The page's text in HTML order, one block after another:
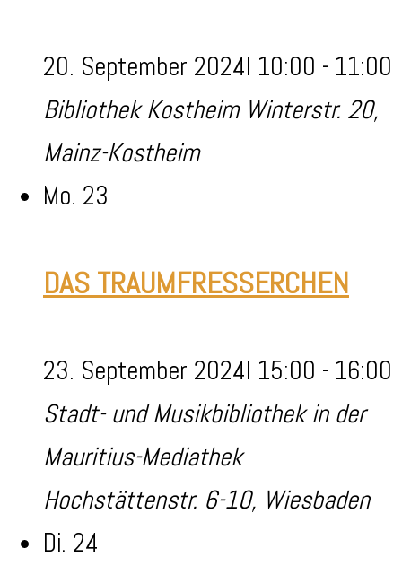
20. September 2024I 10:00 - 11:00
Bibliothek Kostheim Winterstr. 20,
Mainz-Kostheim
Mo. 23
DAS TRAUMFRESSERCHEN
23. September 2024I 15:00 - 16:00
Stadt- und Musikbibliothek in der
Mauritius-Mediathek
Hochstättenstr. 6-10, Wiesbaden
Di. 24